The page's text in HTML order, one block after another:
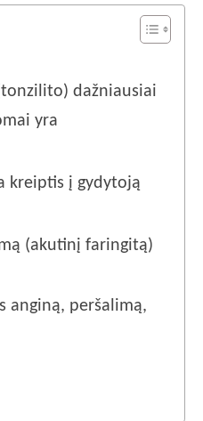
dažniausiai
yra
kreiptis į gydytoją
(akutinį faringitą)
anginą, peršalimą,